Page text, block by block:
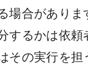
場合がありま
するかは依頼
その実行を担